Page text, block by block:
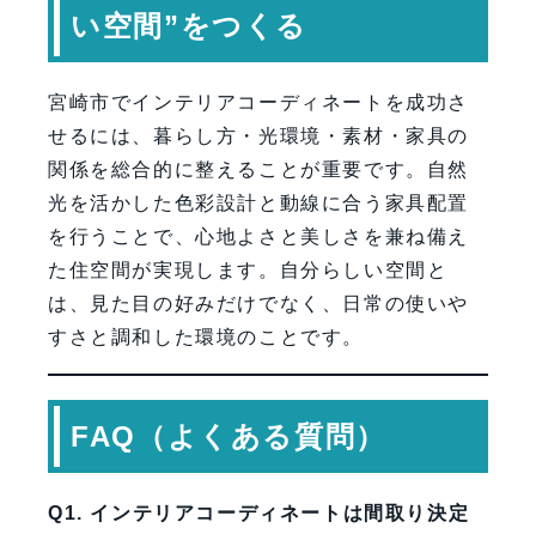
い空間”をつくる
宮崎市でインテリアコーディネートを成功さ
せるには、暮らし方・光環境・素材・家具の
関係を総合的に整えることが重要です。自然
光を活かした色彩設計と動線に合う家具配置
を行うことで、心地よさと美しさを兼ね備え
た住空間が実現します。自分らしい空間と
は、見た目の好みだけでなく、日常の使いや
すさと調和した環境のことです。
FAQ（よくある質問）
Q1. インテリアコーディネートは間取り決定